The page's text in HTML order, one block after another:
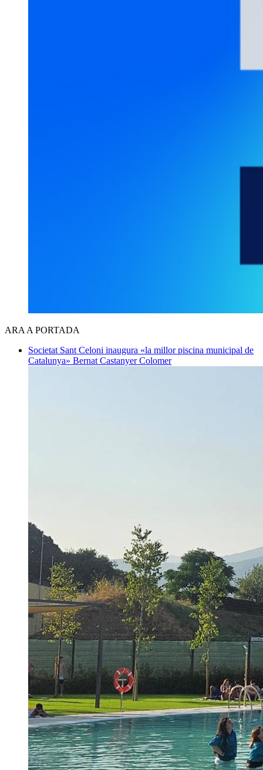
ARA A PORTADA
Societat Sant Celoni inaugura «la millor piscina municipal de
Catalunya» Bernat Castanyer Colomer